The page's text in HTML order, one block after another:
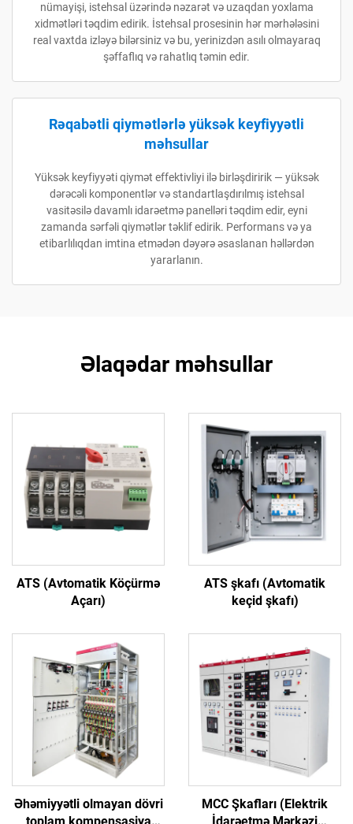
nümayişi, istehsal üzərində nəzarət və uzaqdan yoxlama
xidmətləri təqdim edirik. İstehsal prosesinin hər mərhələsini
real vaxtda izləyə bilərsiniz və bu, yerinizdən asılı olmayaraq
şəffaflıq və rahatlıq təmin edir.
Rəqabətli qiymətlərlə yüksək keyfiyyətli
məhsullar
Yüksək keyfiyyəti qiymət effektivliyi ilə birləşdiririk — yüksək
dərəcəli komponentlər və standartlaşdırılmış istehsal
vasitəsilə davamlı idarəetmə panelləri təqdim edir, eyni
zamanda sərfəli qiymətlər təklif edirik. Performans və ya
etibarlılıqdan imtina etmədən dəyərə əsaslanan həllərdən
yararlanın.
Əlaqədar məhsullar
ATS (Avtomatik Köçürmə
Açarı)
ATS şkafı (Avtomatik
keçid şkafı)
Əhəmiyyətli olmayan dövri
MCC Şkafları (Elektrik